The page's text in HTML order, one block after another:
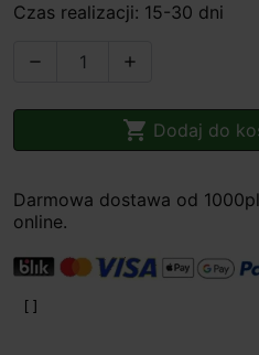
Czas realizacji: 15-30 dni
 
 Dodaj do
Darmowa dostawa od
online.